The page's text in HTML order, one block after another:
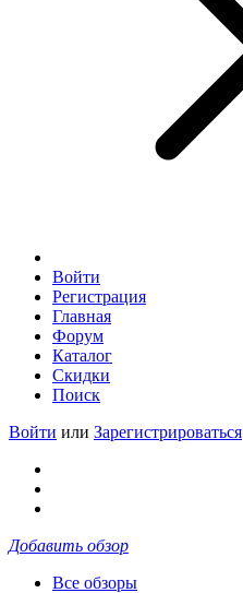
Войти
Регистрация
Главная
Форум
Каталог
Скидки
Поиск
Войти или Зарегистрироваться
Добавить обзор
Все обзоры